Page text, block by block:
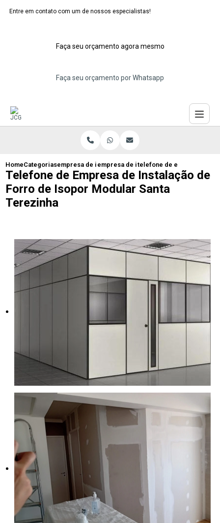
Entre em contato com um de nossos especialistas!
Faça seu orçamento agora mesmo
Faça seu orçamento por Whatsapp
HomeCategoriasempresa de instalacao de forro isopor
empresa de instalacao de forro isopor
telefone de empresa de
Telefone de Empresa de Instalação de
Forro de Isopor Modular Santa
Terezinha